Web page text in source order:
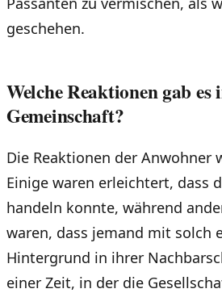
geschehen.
Welche Reaktionen gab es
Gemeinschaft?
Die Reaktionen der Anwohner
Einige waren erleichtert, dass
handeln konnte, während
waren, dass jemand mit solch
Hintergrund in ihrer
einer Zeit, in der die